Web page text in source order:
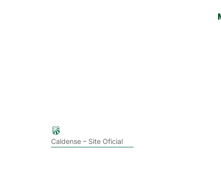
Caldense – Site Oficial